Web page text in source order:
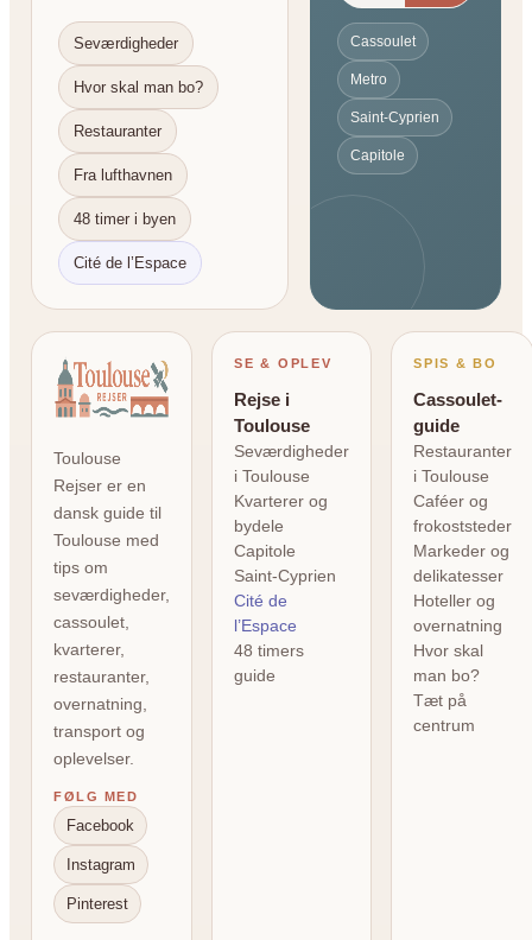
Seværdigheder
Hvor skal man bo?
Restauranter
Fra lufthavnen
48 timer i byen
Cité de l’Espace
Cassoulet
Metro
Saint-Cyprien
Capitole
Toulouse
Rejser er en
dansk guide til
Toulouse med
tips om
seværdigheder,
cassoulet,
kvarterer,
restauranter,
overnatning,
transport og
oplevelser.
FØLG MED
Facebook
Instagram
Pinterest
SE & OPLEV
Rejse i
Toulouse
Seværdigheder
i Toulouse
Kvarterer og
bydele
Capitole
Saint-Cyprien
Cité de
l’Espace
48 timers
guide
SPIS & BO
Cassoulet-
guide
Restauranter
i Toulouse
Caféer og
frokoststeder
Markeder og
delikatesser
Hoteller og
overnatning
Hvor skal
man bo?
Tæt på
centrum